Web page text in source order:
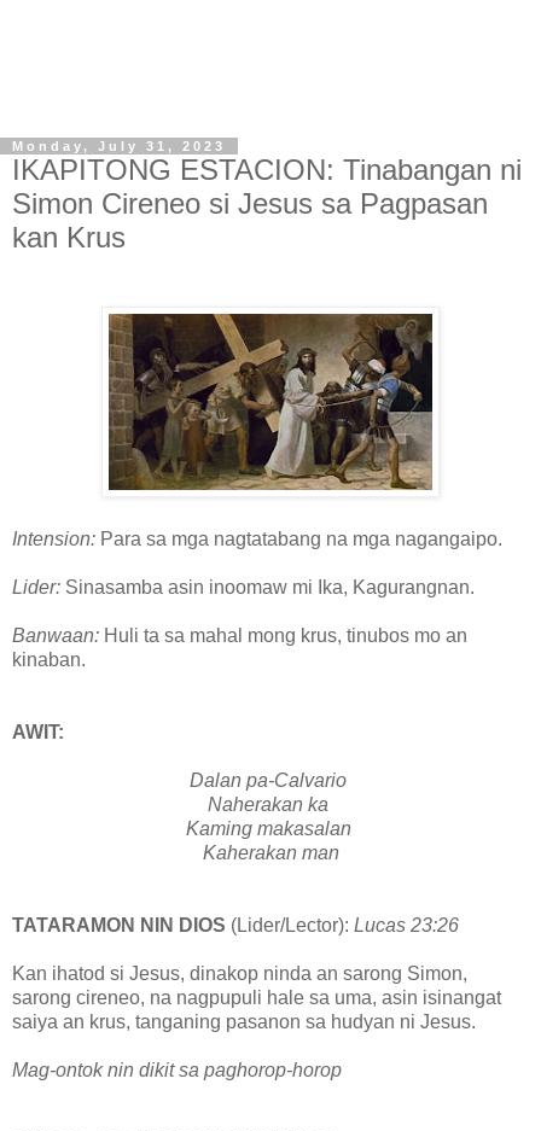
Monday, July 31, 2023
IKAPITONG ESTACION: Tinabangan ni
Simon Cireneo si Jesus sa Pagpasan
kan Krus
Intension: Para sa mga nagtatabang na mga nagangaipo.
Lider: Sinasamba asin inoomaw mi Ika, Kagurangnan.
Banwaan: Huli ta sa mahal mong krus, tinubos mo an
kinaban.
AWIT:
Dalan pa-Calvario
Naherakan ka
Kaming makasalan
Kaherakan man
TATARAMON NIN DIOS (Lider/Lector): Lucas 23:26
Kan ihatod si Jesus, dinakop ninda an sarong Simon,
sarong cireneo, na nagpupuli hale sa uma, asin isinangat
saiya an krus, tanganing pasanon sa hudyan ni Jesus.
Mag-ontok nin dikit sa paghorop-horop